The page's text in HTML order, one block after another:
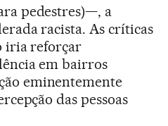
pedestres)—, a
racista. As críticas
iria reforçar
em bairros
eminentemente
das pessoas